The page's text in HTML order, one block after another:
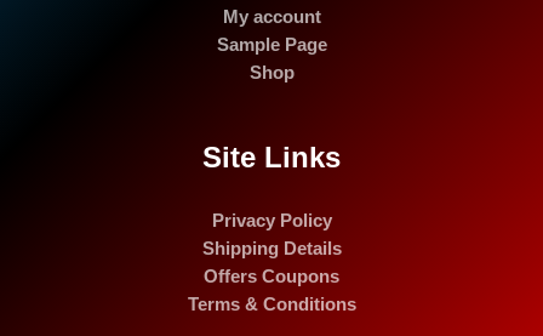
My account
Sample Page
Shop
Site Links
Privacy Policy
Shipping Details
Offers Coupons
Terms & Conditions